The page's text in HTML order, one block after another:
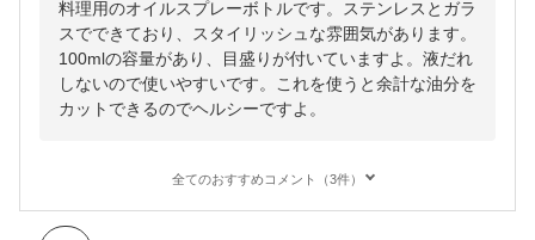
料理用のオイルスプレーボトルです。ステンレスとガラ
スでできており、スタイリッシュな雰囲気があります。
100mlの容量があり、目盛りが付いていますよ。液だれ
しないので使いやすいです。これを使うと余計な油分を
カットできるのでヘルシーですよ。
全てのおすすめコメント（3件）